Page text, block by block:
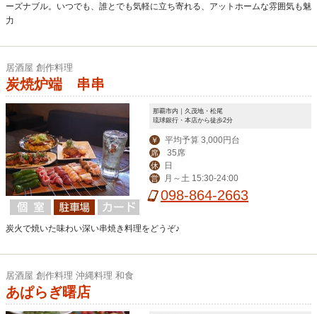
ーズナブル。いつでも、誰とでも気軽に立ち寄れる、アットホームな雰囲気も魅
力
居酒屋 創作料理
炭焼炉端 串串
那覇市内｜久茂地・松尾
琉球銀行・本店から徒歩2分
￥ 平均予算 3,000円台
席 35席
休 日
営 月～土 15:30-24:00
098-864-2663
炭火で焼いた味わい深い串焼き料理をどうぞ♪
居酒屋 創作料理 沖縄料理 和食
あぱらぎ曙店